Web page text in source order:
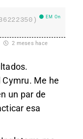
EM On
2 meses hace
Me he
un par de
esa